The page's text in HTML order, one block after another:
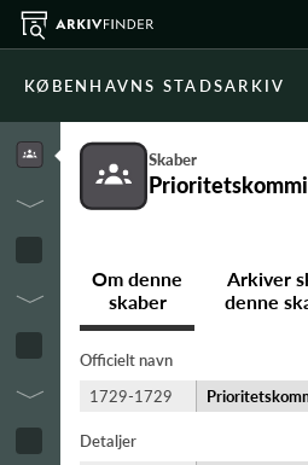
KØBENHAVNS STADSARKIV
Skaber
Om denne
skaber
Arkiver
denne
Officielt navn
1729-1729
Detaljer